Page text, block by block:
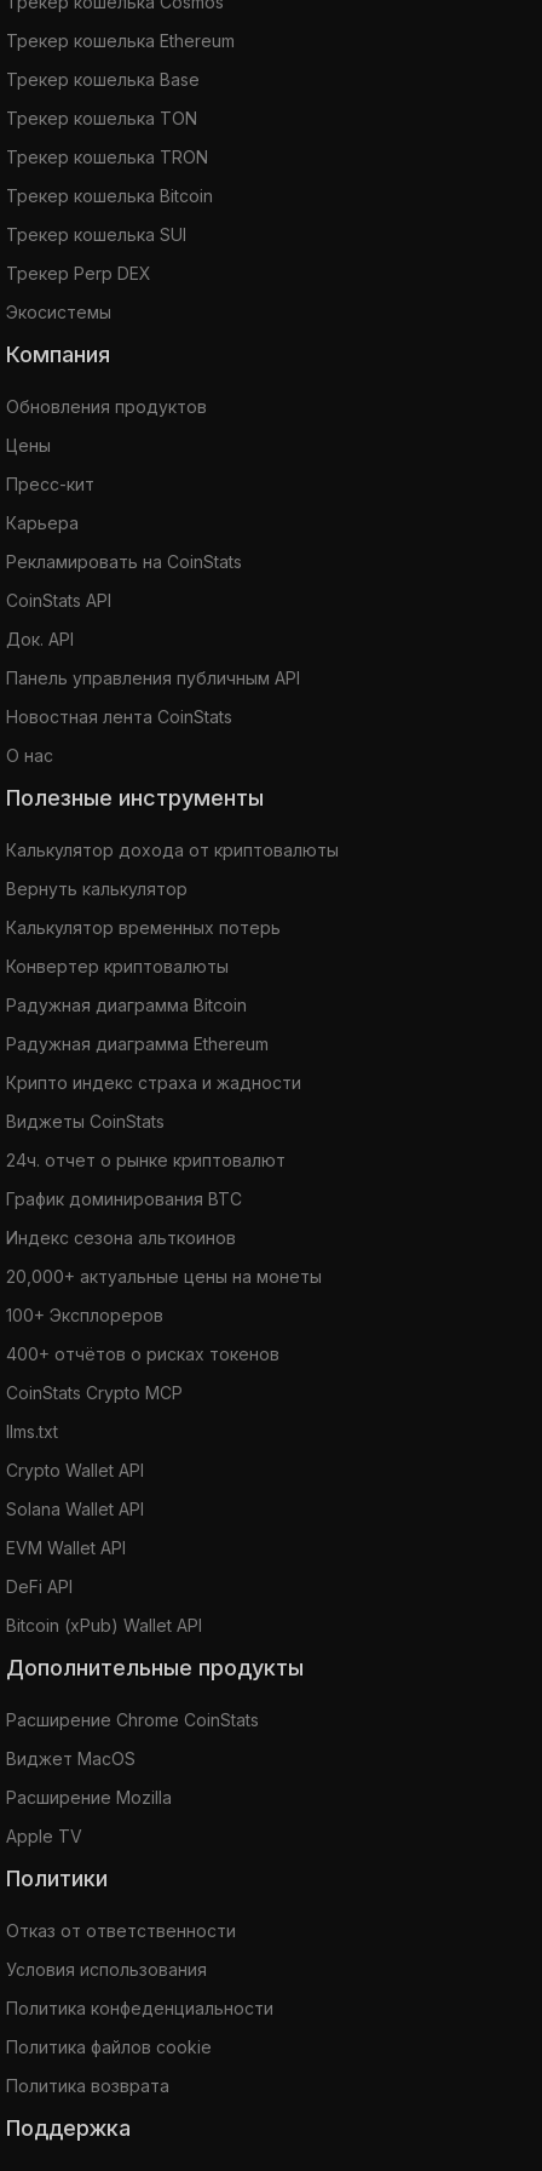
Трекер кошелька Ethereum
Трекер кошелька Base
Трекер кошелька TON
Трекер кошелька TRON
Трекер кошелька Bitcoin
Трекер кошелька SUI
Трекер Perp DEX
Экосистемы
Компания
Обновления продуктов
Цены
Пресс-кит
Карьера
Рекламировать на CoinStats
CoinStats API
Док. API
Панель управления публичным API
Новостная лента CoinStats
О нас
Полезные инструменты
Калькулятор дохода от криптовалюты
Вернуть калькулятор
Калькулятор временных потерь
Конвертер криптовалюты
Радужная диаграмма Bitcoin
Радужная диаграмма Ethereum
Крипто индекс страха и жадности
Виджеты CoinStats
24ч. отчет о рынке криптовалют
График доминирования BTC
Индекс сезона альткоинов
20,000+ актуальные цены на монеты
100+ Эксплореров
400+ отчётов о рисках токенов
CoinStats Crypto MCP
llms.txt
Crypto Wallet API
Solana Wallet API
EVM Wallet API
DeFi API
Bitcoin (xPub) Wallet API
Дополнительные продукты
Расширение Chrome CoinStats
Виджет MacOS
Расширение Mozilla
Apple TV
Политики
Отказ от ответственности
Условия использования
Политика конфеденциальности
Политика файлов cookie
Политика возврата
Поддержка